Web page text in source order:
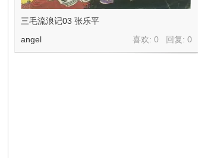
三毛流浪记03 张乐平
喜欢: 0 回复:0
angel